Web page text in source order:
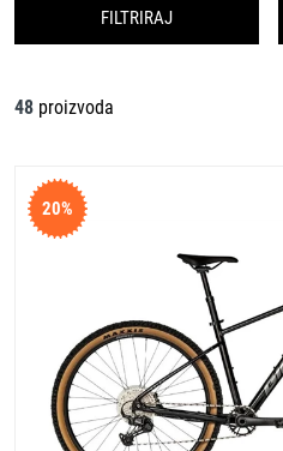
FILTRIRAJ
48 proizvoda
20%